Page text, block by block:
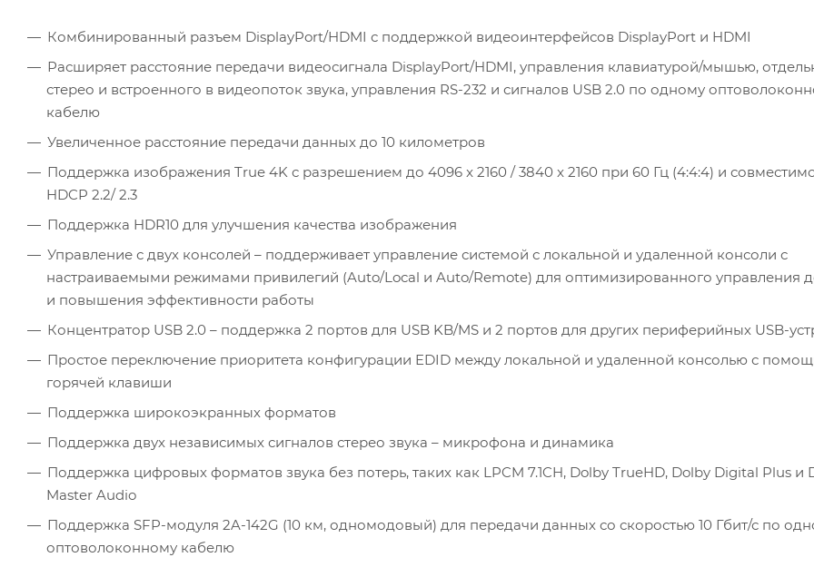
Комбинированный разъем DisplayPort/HDMI с поддержкой видеоинтерфейсов DisplayPort и HDMI
Расширяет расстояние передачи видеосигнала DisplayPort/HDMI, управления клавиатурой/мышью,
стерео и встроенного в видеопоток звука, управления RS-232 и сигналов USB 2.0 по одному
кабелю
Увеличенное расстояние передачи данных до 10 километров
Поддержка изображения True 4K с разрешением до 4096 x 2160 / 3840 x 2160 при 60 Гц (4:4:4) и
HDCP 2.2/ 2.3
Поддержка HDR10 для улучшения качества изображения
Управление с двух консолей – поддерживает управление системой с локальной и удаленной консоли с
настраиваемыми режимами привилегий (Auto/Local и Auto/Remote) для оптимизированного управления
и повышения эффективности работы
Концентратор USB 2.0 – поддержка 2 портов для USB KB/MS и 2 портов для других периферийных USB-
Простое переключение приоритета конфигурации EDID между локальной и удаленной консолью с
горячей клавиши
Поддержка широкоэкранных форматов
Поддержка двух независимых сигналов стерео звука – микрофона и динамика
Поддержка цифровых форматов звука без потерь, таких как LPCM 7.1CH, Dolby TrueHD, Dolby Digital Plus и
Master Audio
Поддержка SFP-модуля 2A-142G (10 км, одномодовый) для передачи данных со скоростью 10 Гбит/с по
оптоволоконному кабелю